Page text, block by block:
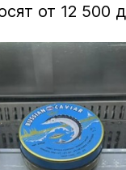
от 12 500